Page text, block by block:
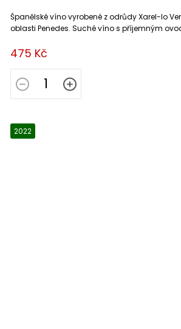
475 Kč
Španělské víno vyrobené z odrůdy Xarel-lo
oblasti Penedes. Suché víno s příjemným
2022